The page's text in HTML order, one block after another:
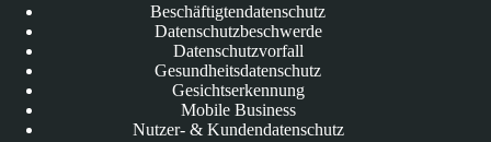
Beschäftigtendatenschutz
Datenschutzbeschwerde
Datenschutzvorfall
Gesundheitsdatenschutz
Gesichtserkennung
Mobile Business
Nutzer- & Kundendatenschutz